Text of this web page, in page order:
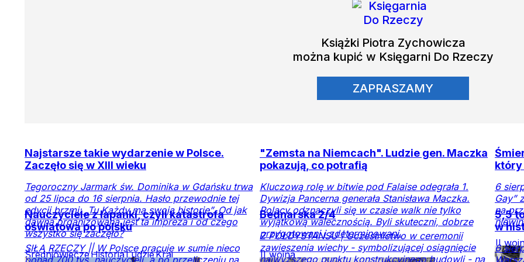
Książki Piotra Zychowicza
można kupić w Księgarni Do Rzeczy
ZAPRASZAMY
Najstarsze takie wydarzenie w Polsce.
Zaczęło się w XIII wieku
Tegoroczny Jarmark św. Dominika w Gdańsku trwa
od 25 lipca do 16 sierpnia. Hasło przewodnie tej
edycji brzmi: „Tu Każdy ma swoją historię”. Od jak
dawna organizowana jest ta impreza i od czego
wszystko się zaczęło?
ŚredniowieczeHistoriaLudzieKraj
"Zemsta na Niemcach". Ludzie gen. Maczka
pokazują, co potrafią
Kluczową rolę w bitwie pod Falaise odegrała 1.
Dywizja Pancerna generała Stanisława Maczka.
Polacy odznaczyli się w czasie walk nie tylko
wyjątkową walecznością. Byli skuteczni, dobrze
przygotowani i zdeterminowani.
II wojna
który
6
Gay”
na
II
Nauczyciele z łapanki, czyli katastrofa
oświatowa po polsku
SIŁĄ RZECZY || W Polsce pracuje w sumie nieco
ponad 700 tys. nauczycieli, a po przeliczeniu na
Bednarska 2/4
Z PÓŁDYSTANSU | Uczestnictwo w ceremonii
zawieszenia wiechy - symbolizującej osiągnięcie
najwyższego punktu konstrukcyjnego budowli - na
5,5
w
6